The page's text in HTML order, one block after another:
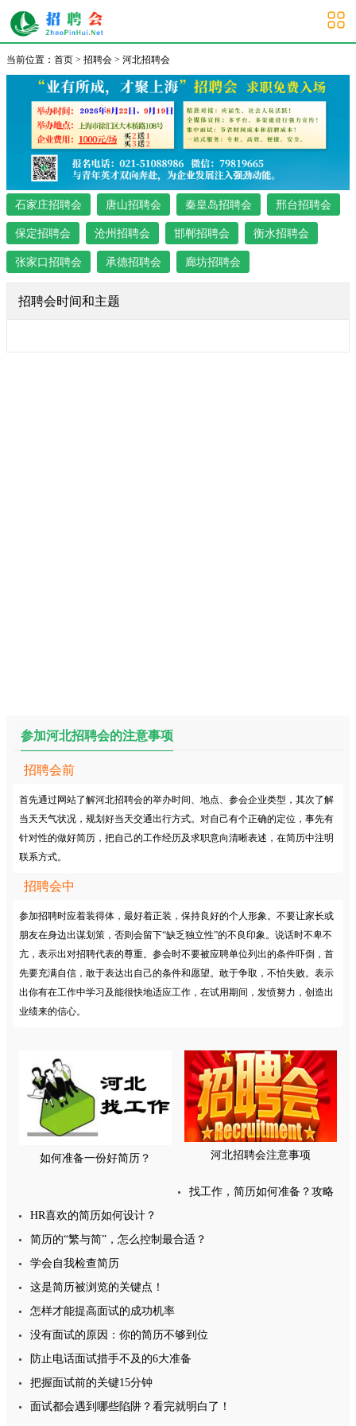
河北招聘会
当前位置： 首页 > 招聘会 > 河北招聘会
石家庄招聘会 唐山招聘会 秦皇岛招聘会 邢台招聘会
保定招聘会 沧州招聘会 邯郸招聘会 衡水招聘会
张家口招聘会 承德招聘会 廊坊招聘会
招聘会时间和主题
参加河北招聘会的注意事项
招聘会前
首先通过网站了解河北招聘会的举办时间、地点、参会企业类型，其次了解
当天天气状况，规划好当天交通出行方式。对自己有个正确的定位，事先有
针对性的做好简历，把自己的工作经历及求职意向清晰表述，在简历中注明
联系方式。
招聘会中
参加招聘时应着装得体，最好着正装，保持良好的个人形象。不要让家长或
朋友在身边出谋划策，否则会留下“缺乏独立性”的不良印象。说话时不卑不
亢，表示出对招聘代表的尊重。参会时不要被应聘单位列出的条件吓倒，首
先要充满自信，敢于表达出自己的条件和愿望。敢于争取，不怕失败。表示
出你有在工作中学习及能很快地适应工作，在试用期间，发愤努力，创造出
业绩来的信心。
如何准备一份好简历？ 河北招聘会注意事项
找工作，简历如何准备？攻略
HR喜欢的简历如何设计？
简历的“繁与简”，怎么控制最合适？
学会自我检查简历
这是简历被浏览的关键点！
怎样才能提高面试的成功机率
没有面试的原因：你的简历不够到位
防止电话面试措手不及的6大准备
把握面试前的关键15分钟
面试都会遇到哪些陷阱？看完就明白了！